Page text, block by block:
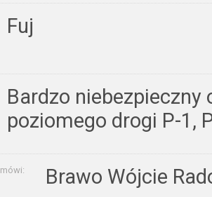
Fuj
Bardzo
poziomego drogi P-1,
mówi:
Brawo Wójcie